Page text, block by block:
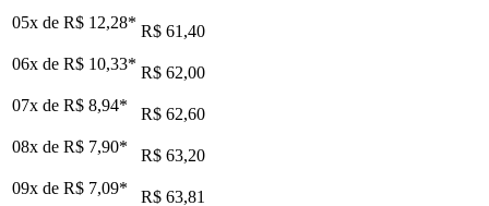
05x de R$ 12,28* R$ 61,40
06x de R$ 10,33* R$ 62,00
07x de R$ 8,94*
R$ 62,60
08x de R$ 7,90*
R$ 63,20
09x de R$ 7,09*
R$ 63,81